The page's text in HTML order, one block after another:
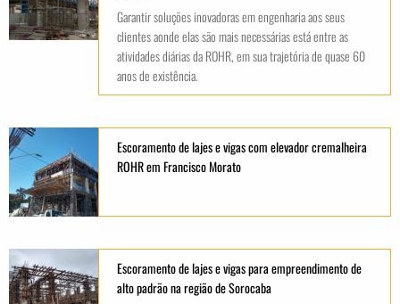
Garantir soluções inovadoras em engenharia aos seus
clientes aonde elas são mais necessárias está entre as
atividades diárias da ROHR, em sua trajetória de quase 60
anos de existência.
Escoramento de lajes e vigas com elevador cremalheira
ROHR em Francisco Morato
Escoramento de lajes e vigas para empreendimento de
alto padrão na região de Sorocaba